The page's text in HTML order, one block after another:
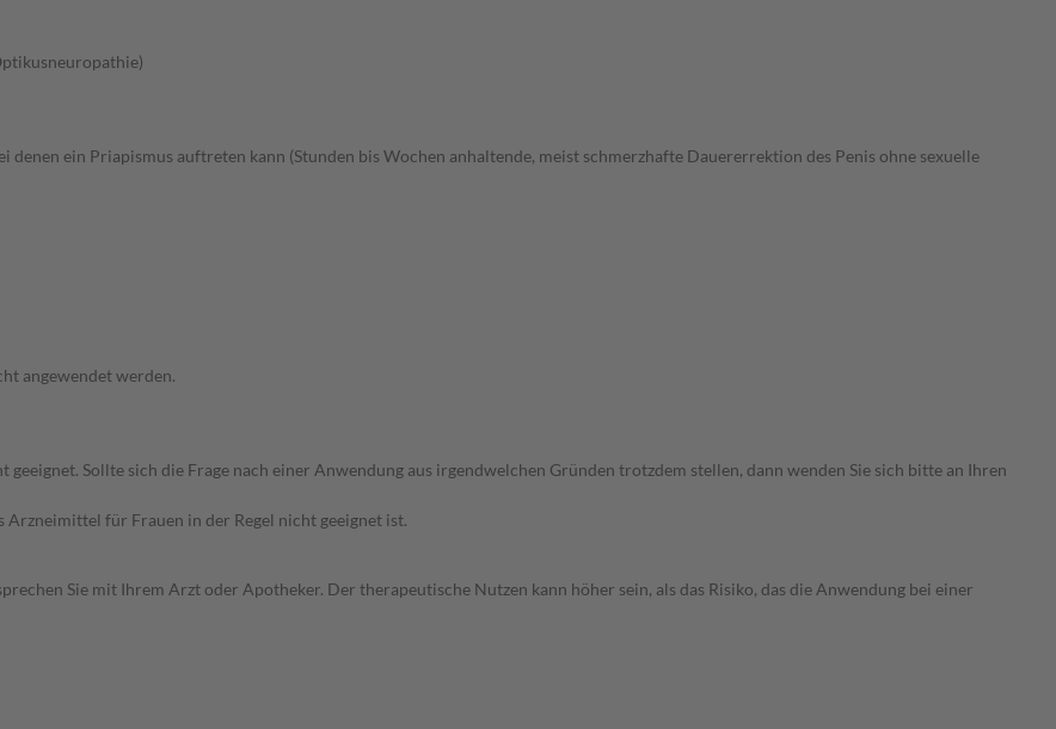
denen ein Priapismus auftreten kann (Stunden bis Wochen anhaltende, meist schmerzhafte Dauererrektion des Penis ohne sexuelle
angewendet werden.
Sollte sich die Frage nach einer Anwendung aus irgendwelchen Gründen trotzdem stellen, dann wenden Sie sich bitte an Ihren
Arzneimittel für Frauen in der Regel nicht geeignet ist.
Sie mit Ihrem Arzt oder Apotheker. Der therapeutische Nutzen kann höher sein, als das Risiko, das die Anwendung bei einer